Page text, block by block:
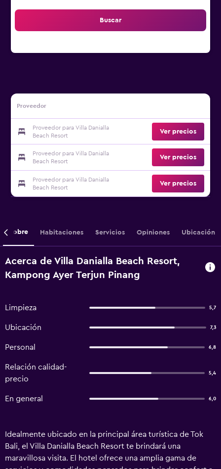
Buscar
Proveedor
Proveedor para Villa Danialla
Beach Resort
Ver precios
Proveedor para Villa Danialla
Beach Resort
Ver precios
Proveedor para Villa Danialla
Beach Resort
Ver precios
Sobre Habitaciones Servicios Opiniones Ubicación
Acerca de Villa Danialla Beach Resort,
Kampong Ayer Terjun Pinang
Limpieza 5,7
Ubicación 7,3
Personal 6,8
Relación calidad-
precio
5,4
En general 6,0
Idealmente ubicado en la principal área turística de Tok
Bali, el Villa Danialla Beach Resort te brindará una
maravillosa visita. El hotel ofrece una amplia gama de